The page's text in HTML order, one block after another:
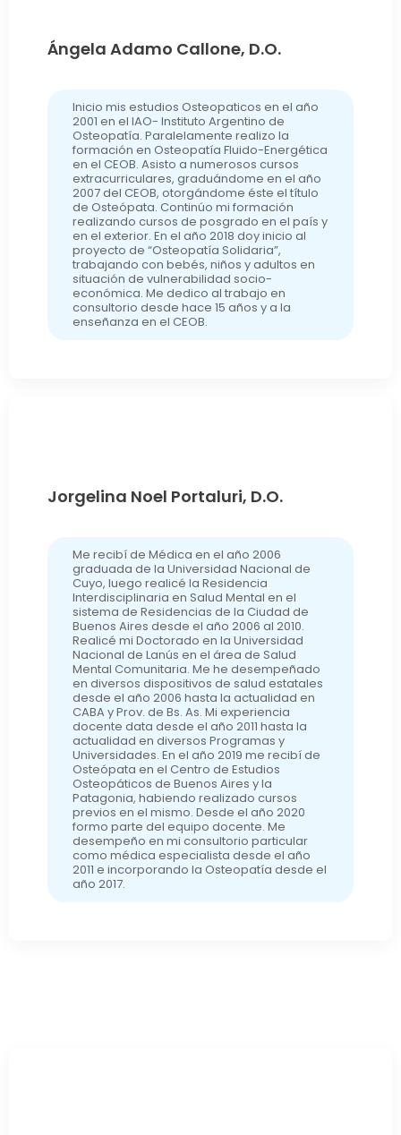
Ángela Adamo Callone, D.O.
Inicio mis estudios Osteopaticos en el año
2001 en el IAO- Instituto Argentino de
Osteopatía. Paralelamente realizo la
formación en Osteopatía Fluido-Energética
en el CEOB. Asisto a numerosos cursos
extracurriculares, graduándome en el año
2007 del CEOB, otorgándome éste el título
de Osteópata. Continúo mi formación
realizando cursos de posgrado en el país y
en el exterior. En el año 2018 doy inicio al
proyecto de “Osteopatía Solidaria”,
trabajando con bebés, niños y adultos en
situación de vulnerabilidad socio-
económica. Me dedico al trabajo en
consultorio desde hace 15 años y a la
enseñanza en el CEOB.
Jorgelina Noel Portaluri, D.O.
Me recibí de Médica en el año 2006
graduada de la Universidad Nacional de
Cuyo, luego realicé la Residencia
Interdisciplinaria en Salud Mental en el
sistema de Residencias de la Ciudad de
Buenos Aires desde el año 2006 al 2010.
Realicé mi Doctorado en la Universidad
Nacional de Lanús en el área de Salud
Mental Comunitaria. Me he desempeñado
en diversos dispositivos de salud estatales
desde el año 2006 hasta la actualidad en
CABA y Prov. de Bs. As. Mi experiencia
docente data desde el año 2011 hasta la
actualidad en diversos Programas y
Universidades. En el año 2019 me recibí de
Osteópata en el Centro de Estudios
Osteopáticos de Buenos Aires y la
Patagonia, habiendo realizado cursos
previos en el mismo. Desde el año 2020
formo parte del equipo docente. Me
desempeño en mi consultorio particular
como médica especialista desde el año
2011 e incorporando la Osteopatía desde el
año 2017.